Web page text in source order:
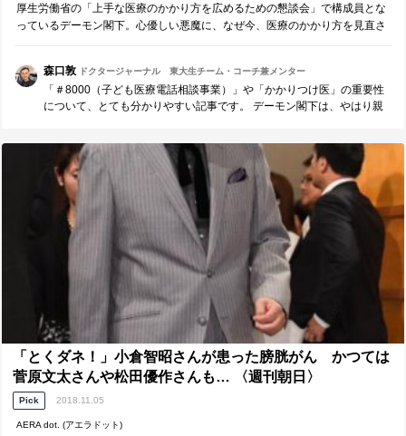
厚生労働省の「上手な医療のかかり方を広めるための懇談会」で構成員とな
っているデーモン閣下。心優しい悪魔に、なぜ今、医療のかかり方を見直さ
森口敦 ドクタージャーナル 東大生チーム・コーチ兼メンター
「＃8000（子ども医療電話相談事業）」や「かかりつけ医」の重要性
について、とても分かりやすい記事です。 デーモン閣下は、やはり親
「とくダネ！」小倉智昭さんが患った膀胱がん かつては
菅原文太さんや松田優作さんも… 〈週刊朝日〉
Pick 2018.11.05
AERA dot. (アエラドット)